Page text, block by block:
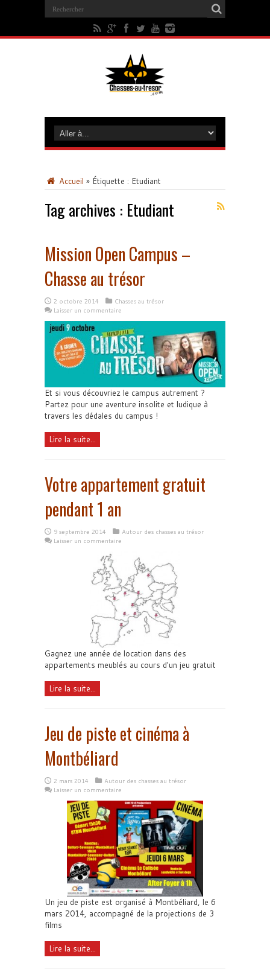
Accueil » Étiquette : Etudiant
Tag archives : Etudiant
Mission Open Campus –
Chasse au trésor
2 octobre 2014
Chasses au trésor
Laisser un commentaire
Et si vous découvriez le campus autrement ?
Partez pour une aventure insolite et ludique à
travers les dédales du campus !
Lire la suite...
Votre appartement gratuit
pendant 1 an
9 septembre 2014
Autour des chasses au trésor
Laisser un commentaire
Gagnez une année de location dans des
appartements meublés au cours d'un jeu gratuit
Lire la suite...
Jeu de piste et cinéma à
Montbéliard
2 mars 2014
Autour des chasses au trésor
Laisser un commentaire
Un jeu de piste est organisé à Montbéliard, le 6
mars 2014, accompagné de la projections de 3
films
Lire la suite...